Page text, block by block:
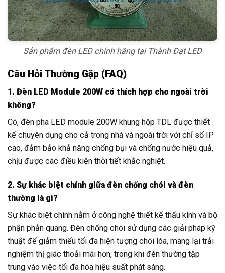
Sản phẩm đèn LED chính hãng tại Thành Đạt LED
Câu Hỏi Thường Gặp (FAQ)
1. Đèn LED Module 200W có thích hợp cho ngoài trời
không?
Có, đèn pha LED module 200W khung hộp TDL được thiết
kế chuyên dụng cho cả trong nhà và ngoài trời với chỉ số IP
cao, đảm bảo khả năng chống bụi và chống nước hiệu quả,
chịu được các điều kiện thời tiết khắc nghiệt.
2. Sự khác biệt chính giữa đèn chống chói và đèn
thường là gì?
Sự khác biệt chính nằm ở công nghệ thiết kế thấu kính và bộ
phận phản quang. Đèn chống chói sử dụng các giải pháp kỹ
thuật để giảm thiểu tối đa hiện tượng chói lóa, mang lại trải
nghiệm thị giác thoải mái hơn, trong khi đèn thường tập
trung vào việc tối đa hóa hiệu suất phát sáng.